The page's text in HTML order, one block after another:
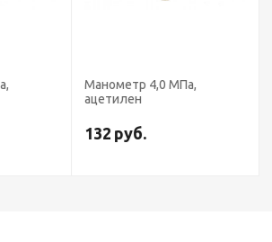
Манометр 4,0 МПа,
ацетилен
132 руб.